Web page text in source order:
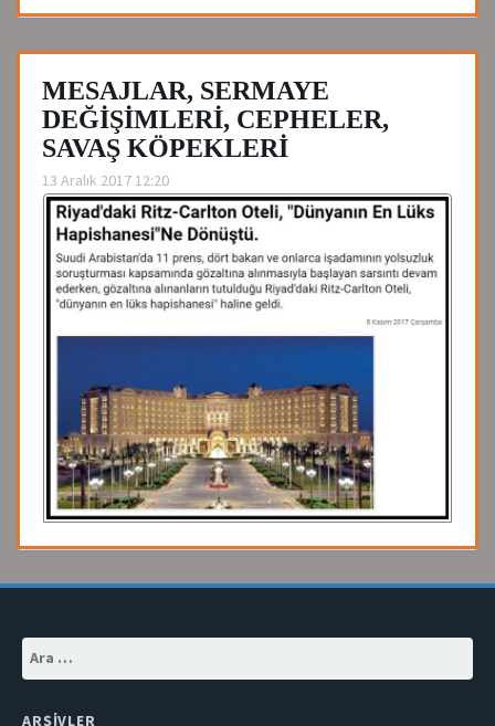
MESAJLAR, SERMAYE
DEĞİŞİMLERİ, CEPHELER,
SAVAŞ KÖPEKLERİ
13 Aralık 2017 12:20
Arama:
ARŞIVLER